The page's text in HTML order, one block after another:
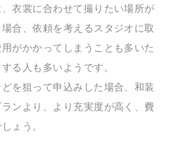
衣裳に合わせて撮りたい場所が
合、依頼を考えるスタジオに取
がかかってしまうことも多いた
る人も多いようです。
を狙って申込みした場合、和装
ンより、より充実度が高く、費
ょう。